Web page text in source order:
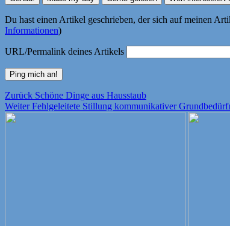
Du hast einen Artikel geschrieben, der sich auf meinen
Informationen)
URL/Permalink deines Artikels
Beitragsnavigation
Zurück Vorheriger
Beitrag:
Schöne Dinge aus Hausstaub
Weiter Nächster
Fehlgeleitete Stillung kommunikativer